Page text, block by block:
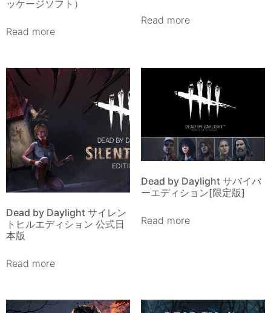
ッケージソフト）
Read more
Read more
Dead by Daylight サイレン
トヒルエディション 公式日
本版
Read more
Dead by Daylight サバイバ
ーエディション[限定版]
Read more